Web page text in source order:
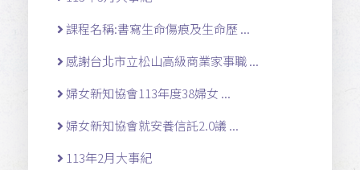
課程名稱:書寫生命傷痕及生命歷 ...
感謝台北市立松山高級商業家事職 ...
婦女新知協會113年度38婦女 ...
婦女新知協會就安養信託2.0議 ...
113年2月大事紀